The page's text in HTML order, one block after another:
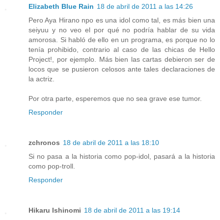
Elizabeth Blue Rain 18 de abril de 2011 a las 14:26
Pero Aya Hirano npo es una idol como tal, es más bien una
seiyuu y no veo el por qué no podría hablar de su vida
amorosa. Si habló de ello en un programa, es porque no lo
tenía prohibido, contrario al caso de las chicas de Hello
Project!, por ejemplo. Más bien las cartas debieron ser de
locos que se pusieron celosos ante tales declaraciones de
la actriz.
Por otra parte, esperemos que no sea grave ese tumor.
Responder
zchronos 18 de abril de 2011 a las 18:10
Si no pasa a la historia como pop-idol, pasará a la historia
como pop-troll.
Responder
Hikaru Ishinomi 18 de abril de 2011 a las 19:14